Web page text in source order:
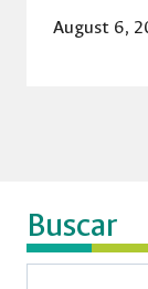
August 6,
Buscar